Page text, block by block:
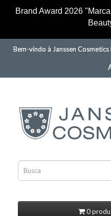
Brand Award 2026
Bem-vindo à Janssen Cosmetics
0